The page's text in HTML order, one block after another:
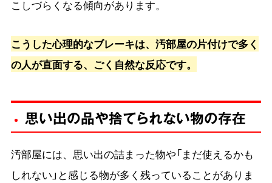
こしづらくなる傾向があります。
こうした心理的なブレーキは、汚部屋の片付けで多く
の人が直面する、ごく自然な反応です。
思い出の品や捨てられない物の存在
汚部屋には、思い出の詰まった物や「まだ使えるかも
しれない」と感じる物が多く残っていることがありま